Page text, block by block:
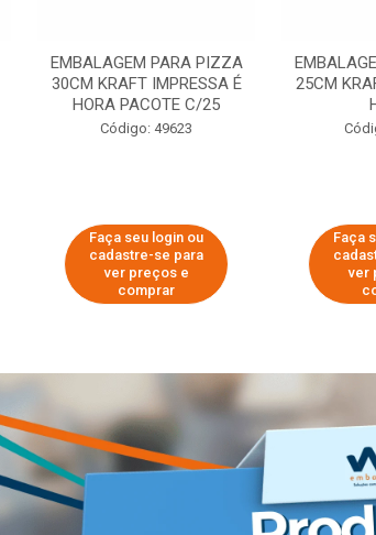
EMBALAGEM PARA PIZZA
30CM KRAFT IMPRESSA É
HORA PACOTE C/25
Código: 49623
Faça seu login ou
cadastre-se para
ver preços e
comprar
25CM
Faça
ver